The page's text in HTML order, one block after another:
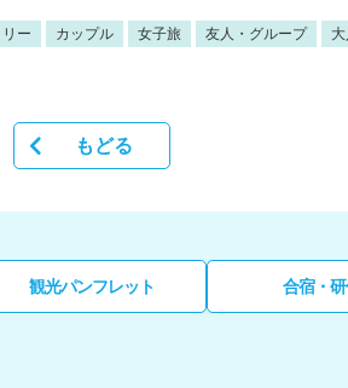
ー カップル 女子旅 友人・グループ
もどる
観光パンフレット 合宿・